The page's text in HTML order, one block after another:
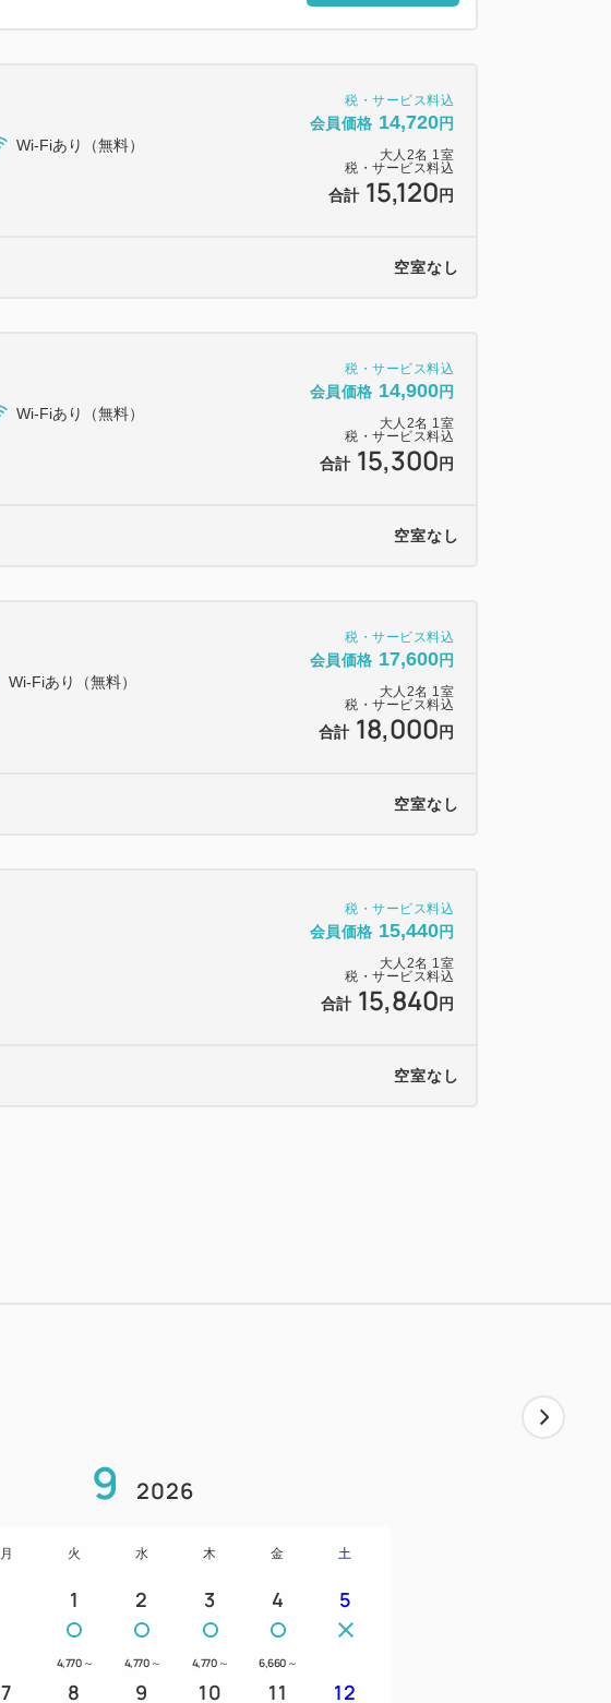
税・サービス料込
会員価格 14,720円
大人 2名 1室
税・サービス料込
合計 15,120 円
Wi-Fiあり（無料）
空室なし
税・サービス料込
会員価格 14,900円
大人 2名 1室
税・サービス料込
合計 15,300 円
Wi-Fiあり（無料）
空室なし
税・サービス料込
会員価格 17,600円
大人 2名 1室
税・サービス料込
合計 18,000 円
Wi-Fiあり（無料）
空室なし
税・サービス料込
会員価格 15,440円
大人 2名 1室
税・サービス料込
合計 15,840 円
空室なし
9 2026
月 火 水 木 金 土
1
4,770 ～
2
4,770 ～
3
4,770 ～
4
6,660 ～
5
7 8 9 10 11 12